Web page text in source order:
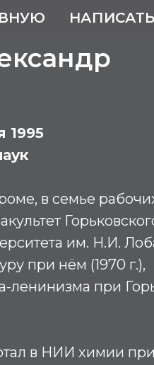
1995
в семье
им. Н.И.
при нём (1970 г.),
ленинизма при
в НИИ химии